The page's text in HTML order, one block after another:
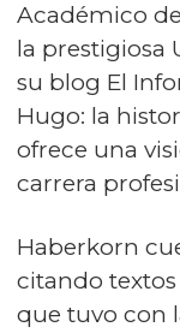
Académico
la prestigiosa
su blog El
Hugo: la
ofrece una
carrera
Haberkorn
citando
que tuvo con